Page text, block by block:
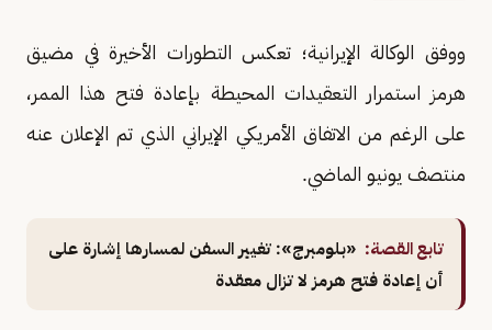
ووفق الوكالة الإيرانية؛ تعكس التطورات الأخيرة في مضيق
هرمز استمرار التعقيدات المحيطة بإعادة فتح هذا الممر،
على الرغم من الاتفاق الأمريكي الإيراني الذي تم الإعلان عنه
منتصف يونيو الماضي.
تابع القصة: «بلومبرج»: تغيير السفن لمسارها إشارة على
أن إعادة فتح هرمز لا تزال معقدة